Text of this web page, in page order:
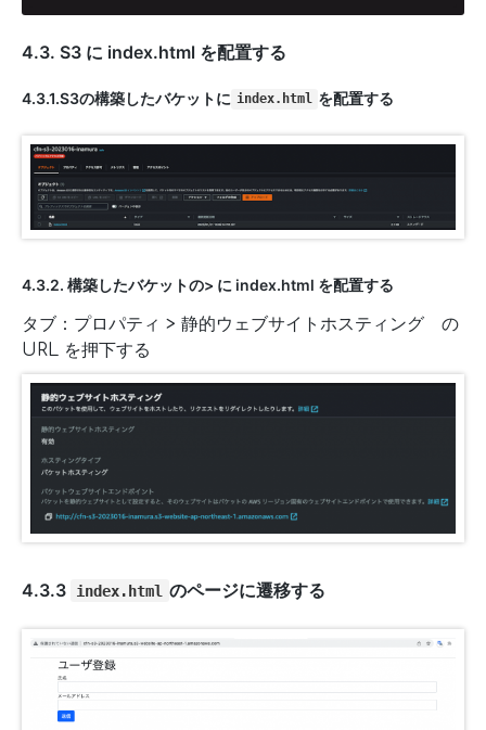
4.3. S3 に index.html を配置する
4.3.1.S3の構築したバケットに index.html を配置する
4.3.2. 構築したバケットの> に index.html を配置する
タブ：プロパティ > 静的ウェブサイトホスティング の
URL を押下する
4.3.3 index.html のページに遷移する